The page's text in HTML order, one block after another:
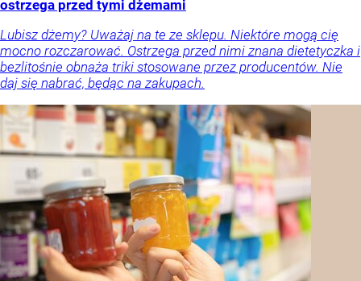
ostrzega przed tymi dżemami
Lubisz dżemy? Uważaj na te ze sklepu. Niektóre mogą cię
mocno rozczarować. Ostrzega przed nimi znana dietetyczka i
bezlitośnie obnaża triki stosowane przez producentów. Nie
daj się nabrać, będąc na zakupach.